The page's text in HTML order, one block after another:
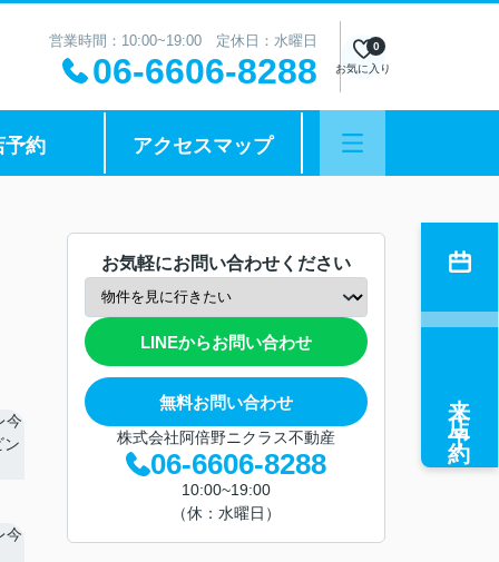
営業時間：10:00~19:00 定休日：水曜日
06-6606-8288 お気に入り
0
予約 アクセスマップ
お気軽にお問い合わせください
LINEからお問い合わせ
無料お問い合わせ
株式会社阿倍野ニクラス不動産
06-6606-8288
10:00~19:00
（休：水曜日）
来店予約